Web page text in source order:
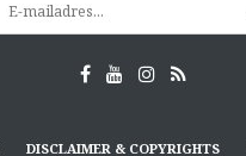
DISCLAIMER & COPYRIGHTS